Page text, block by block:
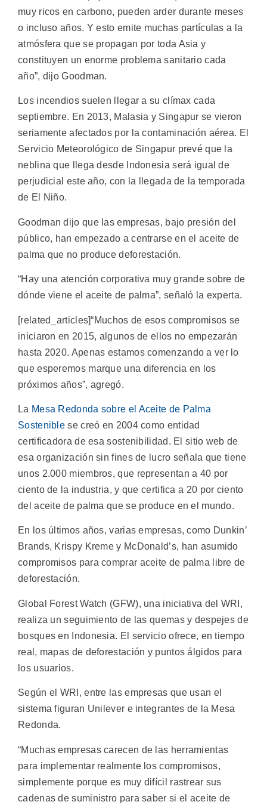
muy ricos en carbono, pueden arder durante meses
o incluso años. Y esto emite muchas partículas a la
atmósfera que se propagan por toda Asia y
constituyen un enorme problema sanitario cada
año”, dijo Goodman.
Los incendios suelen llegar a su clímax cada
septiembre. En 2013, Malasia y Singapur se vieron
seriamente afectados por la contaminación aérea. El
Servicio Meteorológico de Singapur prevé que la
neblina que llega desde Indonesia será igual de
perjudicial este año, con la llegada de la temporada
de El Niño.
Goodman dijo que las empresas, bajo presión del
público, han empezado a centrarse en el aceite de
palma que no produce deforestación.
“Hay una atención corporativa muy grande sobre de
dónde viene el aceite de palma”, señaló la experta.
[related_articles]“Muchos de esos compromisos se
iniciaron en 2015, algunos de ellos no empezarán
hasta 2020. Apenas estamos comenzando a ver lo
que esperemos marque una diferencia en los
próximos años”, agregó.
La Mesa Redonda sobre el Aceite de Palma
Sostenible se creó en 2004 como entidad
certificadora de esa sostenibilidad. El sitio web de
esa organización sin fines de lucro señala que tiene
unos 2.000 miembros, que representan a 40 por
ciento de la industria, y que certifica a 20 por ciento
del aceite de palma que se produce en el mundo.
En los últimos años, varias empresas, como Dunkin’
Brands, Krispy Kreme y McDonald’s, han asumido
compromisos para comprar aceite de palma libre de
deforestación.
Global Forest Watch (GFW), una iniciativa del WRI,
realiza un seguimiento de las quemas y despejes de
bosques en Indonesia. El servicio ofrece, en tiempo
real, mapas de deforestación y puntos álgidos para
los usuarios.
Según el WRI, entre las empresas que usan el
sistema figuran Unilever e integrantes de la Mesa
Redonda.
“Muchas empresas carecen de las herramientas
para implementar realmente los compromisos,
simplemente porque es muy difícil rastrear sus
cadenas de suministro para saber si el aceite de